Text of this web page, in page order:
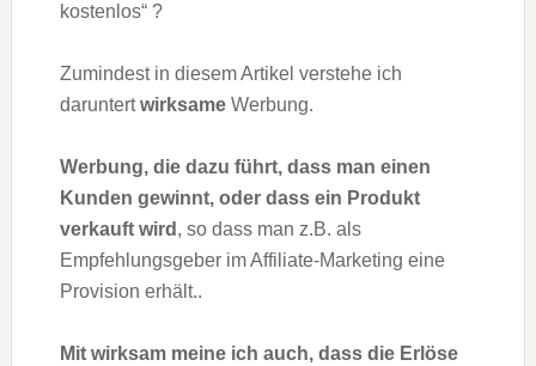
kostenlos“ ?
Zumindest in diesem Artikel verstehe ich
daruntertwirksameWerbung.
Werbung, die dazu führt, dass man einen
Kunden gewinnt, oder dass ein Produkt
verkauft wird , so dass man z.B. als
Empfehlungsgeber im Affiliate-Marketing eine
Provision erhält..
Mit wirksam meine ich auch, dass die Erlöse